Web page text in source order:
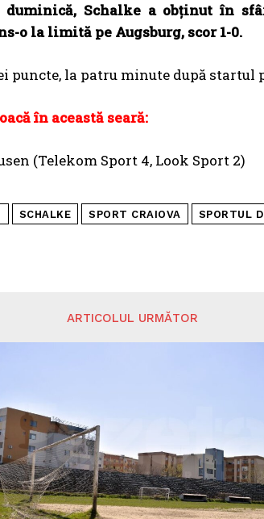
Schalke a obţinut în
o la limită pe Augsburg, scor 1-0.
puncte, la patru minute după startul
în această seară:
(Telekom Sport 4, Look Sport 2)
SCHALKE SPORT CRAIOVA SPORTUL
ARTICOLUL URMĂTOR